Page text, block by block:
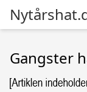
Gangster